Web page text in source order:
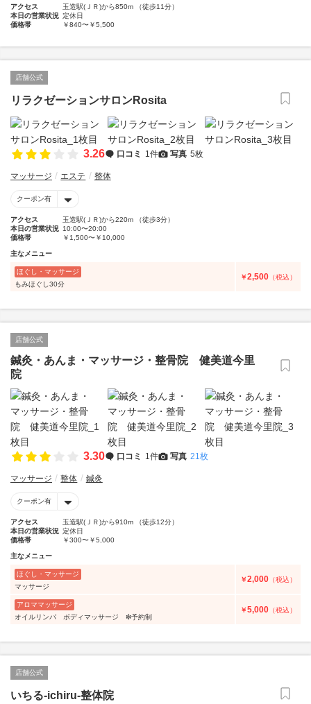
アクセス
玉造駅(ＪＲ)から850m （徒歩11分）
本日の営業状況 定休日
価格帯
￥840〜￥5,500
店舗公式
リラクゼーションサロンRosita
3.26 口コミ 1件 写真 5枚
マッサージ エステ 整体
クーポン有
アクセス
玉造駅(ＪＲ)から220m （徒歩3分）
本日の営業状況 10:00〜20:00
価格帯
￥1,500〜￥10,000
主なメニュー
ほぐし・マッサージ
もみほぐし30分
￥2,500 （税込）
店舗公式
鍼灸・あんま・マッサージ・整骨院 健美道今里
院
3.30 口コミ 1件 写真 21枚
マッサージ 整体 鍼灸
クーポン有
アクセス
玉造駅(ＪＲ)から910m （徒歩12分）
本日の営業状況 定休日
価格帯
￥300〜￥5,000
主なメニュー
ほぐし・マッサージ
マッサージ
￥2,000 （税込）
アロママッサージ
オイルリンパ ボディマッサージ ❇︎予約制
￥5,000 （税込）
店舗公式
いちる-ichiru-整体院